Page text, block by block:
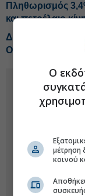
Πληθωρισμός
και πετρέλαιο
ΔΕΗ: Νέο deal
Ουγγαρία
Ο
μέτρηση
κοινού